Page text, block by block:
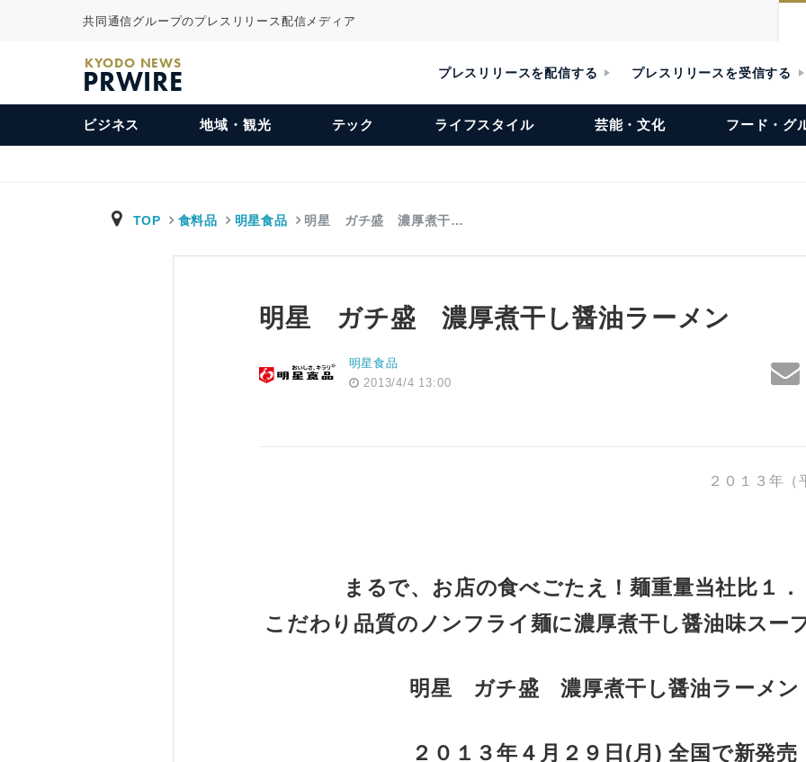
共同通信グループのプレスリリース配信メディア
KYODO NEWS
PRWIRE プレスリリースを配信する プレスリリースを受信する
ビジネス 地域・観光 テック ライフスタイル 芸能・文化 フード・グ
TOP 食料品 明星食品 明星 ガチ盛 濃厚煮干…
明星 ガチ盛 濃厚煮干し醤油ラーメン
明星食品
2013/4/4 13:00
２０１３年（
まるで、お店の食べごたえ！麺重量当社比１．
こだわり品質のノンフライ麺に濃厚煮干し醤油味スー
明星 ガチ盛 濃厚煮干し醤油ラーメン
２０１３年４月２９日(月) 全国で新発売